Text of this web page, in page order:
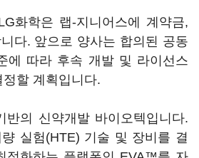
화학은 랩-지니어스에 계약금,
다. 앞으로 양사는 합의된 공동
에 따라 후속 개발 및 라이선스
할 계획입니다.
반의 신약개발 바이오텍입니다.
실험(HTE) 기술 및 장비를 결